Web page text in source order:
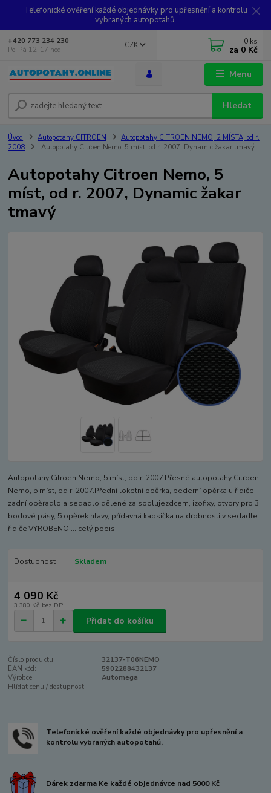
Telefonické ověření každé objednávky pro upřesnění a kontrolu
vybraných autopotahů.
Menu
CZK
Hledat
+420 773 234 230
Po-Pá 12-17 hod.
0 ks
za 0 Kč
Úvod Autopotahy CITROEN
Autopotahy CITROEN NEMO, 2 MÍSTA, od r.
2008
Autopotahy Citroen Nemo, 5 míst, od r. 2007, Dynamic žakar tmavý
Autopotahy Citroen Nemo, 5
míst, od r. 2007, Dynamic žakar
tmavý
Autopotahy Citroen Nemo, 5 míst, od r. 2007.Přesné autopotahy Citroen
Nemo, 5 míst, od r. 2007.Přední loketní opěrka, bederní opěrka u řidiče,
zadní opěradlo a sedadlo dělené za spolujezdcem, izofixy, otvory pro 3
bodové pásy, 5 opěrek hlavy, přídavná kapsička na drobnosti v sedadle
řidiče.VYROBENO ... celý popis
Dostupnost Skladem
4 090 Kč
3 380 Kč bez DPH
Přidat do košíku
Číslo produktu:
32137-T06NEMO
EAN kód:
5902288432137
Výrobce:
Automega
Hlídat cenu / dostupnost
Telefonické ověření každé objednávky pro upřesnění a
kontrolu vybraných autopotahů.
Dárek zdarma Ke každé objednávce nad 5000 Kč